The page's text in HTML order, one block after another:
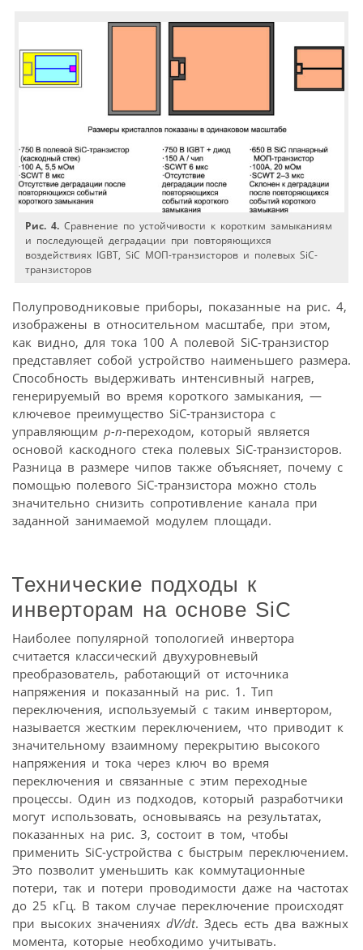
Рис. 4. Сравнение по устойчивости к коротким замыканиям
и последующей деградации при повторяющихся
воздействиях IGBT, SiC МОП-транзисторов и полевых SiC-
транзисторов
Полупроводниковые приборы, показанные на рис. 4,
изображены в относительном масштабе, при этом,
как видно, для тока 100 А полевой SiC-транзистор
представляет собой устройство наименьшего размера.
Способность выдерживать интенсивный нагрев,
генерируемый во время короткого замыкания, —
ключевое преимущество SiC-транзистора с
управляющим p-n-переходом, который является
основой каскодного стека полевых SiC-транзисторов.
Разница в размере чипов также объясняет, почему с
помощью полевого SiC-транзистора можно столь
значительно снизить сопротивление канала при
заданной занимаемой модулем площади.
Технические подходы к
инверторам на основе SiC
Наиболее популярной топологией инвертора
считается классический двухуровневый
преобразователь, работающий от источника
напряжения и показанный на рис. 1. Тип
переключения, используемый с таким инвертором,
называется жестким переключением, что приводит к
значительному взаимному перекрытию высокого
напряжения и тока через ключ во время
переключения и связанные с этим переходные
процессы. Один из подходов, который разработчики
могут использовать, основываясь на результатах,
показанных на рис. 3, состоит в том, чтобы
применить SiC-устройства с быстрым переключением.
Это позволит уменьшить как коммутационные
потери, так и потери проводимости даже на частотах
до 25 кГц. В таком случае переключение происходят
при высоких значениях dV/dt. Здесь есть два важных
момента, которые необходимо учитывать.